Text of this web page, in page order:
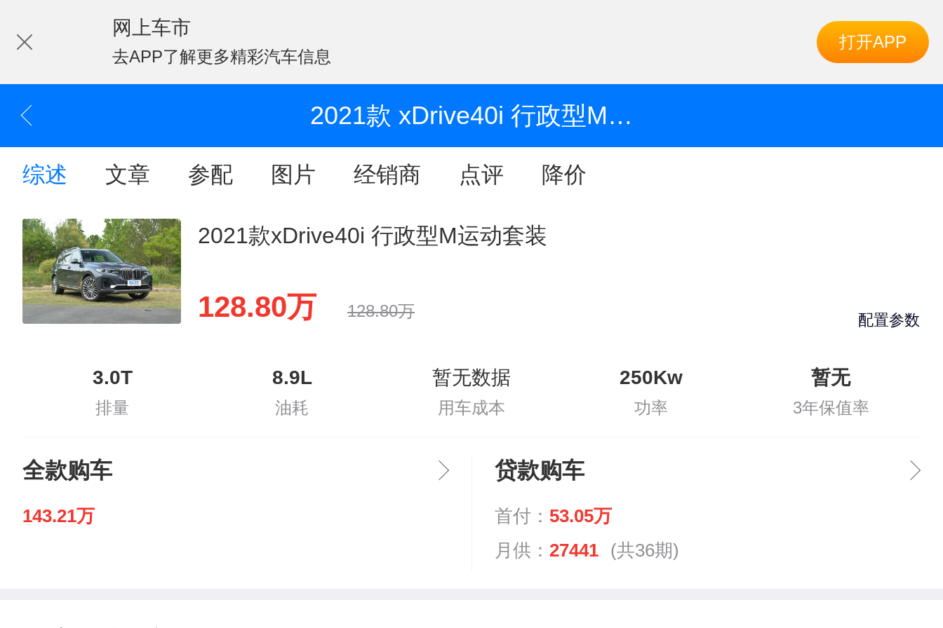
网上车市
去APP了解更多精彩汽车信息
打开APP
2021款 xDrive40i 行政型M运动套装
综述 文章 参配 图片 经销商 点评 降价
2021款xDrive40i 行政型M运动套装
128.80万 128.80万 配置参数
3.0T
排量
8.9L
油耗
暂无数据
用车成本
250Kw
功率
暂无
3年保值率
全款购车
143.21万
贷款购车
首付： 53.05万
月供： 27441 (共36期)